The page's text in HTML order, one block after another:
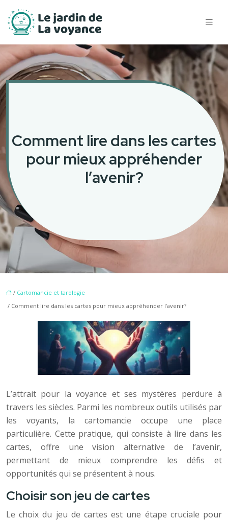
Comment lire dans les cartes
pour mieux appréhender
l’avenir?
/ Cartomancie et tarologie
/ Comment lire dans les cartes pour mieux appréhender l’avenir?
L’attrait pour la voyance et ses mystères perdure à
travers les siècles. Parmi les nombreux outils utilisés par
les voyants, la cartomancie occupe une place
particulière. Cette pratique, qui consiste à lire dans les
cartes, offre une vision alternative de l’avenir,
permettant de mieux comprendre les défis et
opportunités qui se présentent à nous.
Choisir son jeu de cartes
Le choix du jeu de cartes est une étape cruciale pour